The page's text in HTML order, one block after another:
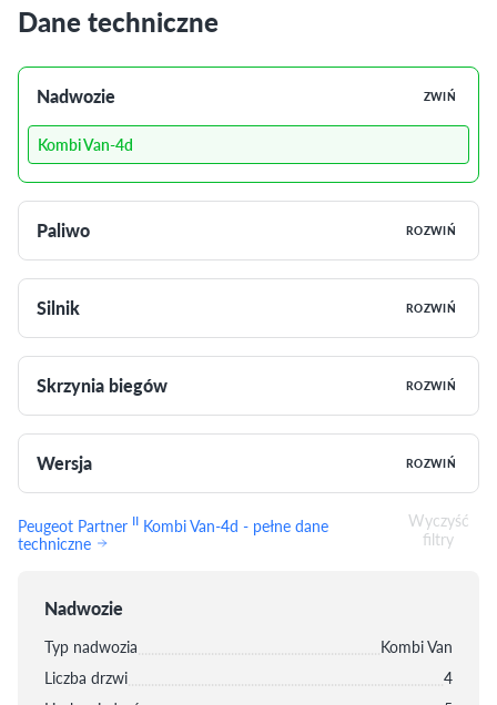
Dane techniczne
Nadwozie ZWIŃ
Kombi Van-4d
Paliwo ROZWIŃ
Silnik ROZWIŃ
Skrzynia biegów ROZWIŃ
Wersja ROZWIŃ
Peugeot Partner II Kombi Van-4d - pełne dane
techniczne
Wyczyść
filtry
Nadwozie
Typ nadwozia
Kombi Van
Liczba drzwi
4